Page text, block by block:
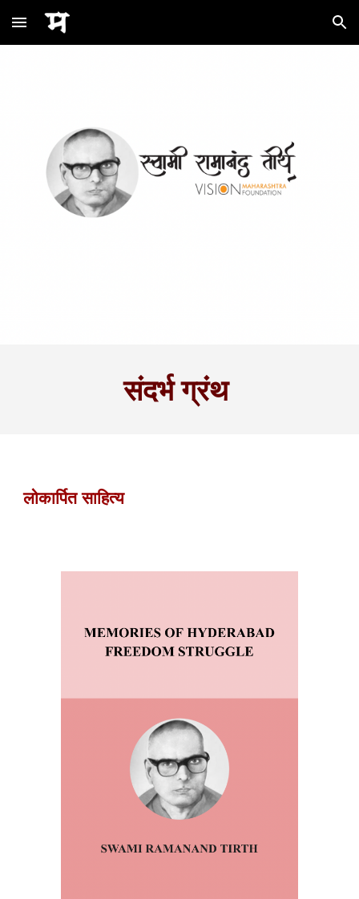
Skip to main content Skip to navigation
संदर्भ ग्रंथ
लोकार्पित साहित्य